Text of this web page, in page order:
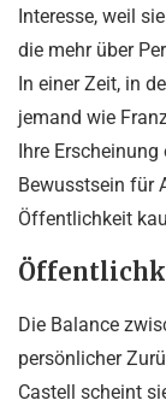
Interesse, weil
die mehr über
In einer Zeit, in
jemand wie
Ihre
Bewusstsein für
Öffentlichkeit
Die Balance
persönlicher
Castell scheint